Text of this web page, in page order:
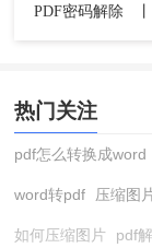
PDF密码解除
丨
热门关注
pdf怎么转换成word
word转pdf 压缩图
如何压缩图片 pdf